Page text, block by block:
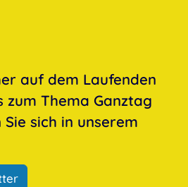
auf dem Laufenden
zum Thema Ganztag
sich in unserem